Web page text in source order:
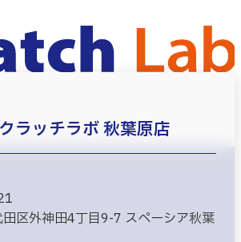
ラッチラボ 秋葉原店
区外神田4丁目9-7 スペーシア秋葉